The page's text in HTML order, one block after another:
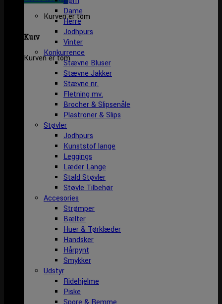
Kurven er tom
Kurv
Kurven er tom
Dame
Herre
Jodhpurs
Vinter
Konkurrence
Stævne Bluser
Stævne Jakker
Stævne nr.
Fletning mv.
Brocher & Slipsenåle
Plastroner & Slips
Støvler
Jodhpurs
Kunststof lange
Leggings
Læder Lange
Stald Støvler
Støvle Tilbehør
Accesories
Strømper
Bælter
Huer & Tørklæder
Handsker
Hårpynt
Smykker
Udstyr
Ridehjelme
Piske